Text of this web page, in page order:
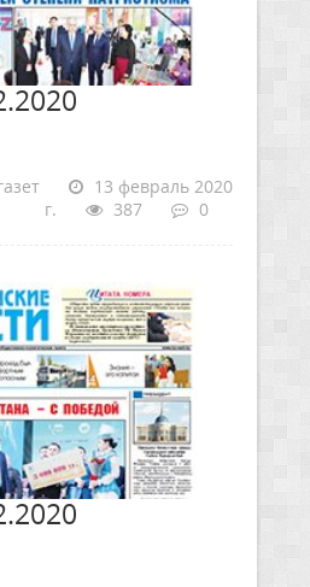
13 февраль 2020
г.
387 0